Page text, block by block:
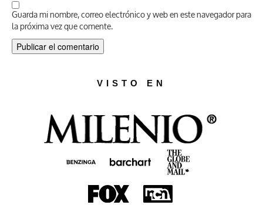
Guarda mi nombre, correo electrónico y web en este navegador para
la próxima vez que comente.
VISTO EN